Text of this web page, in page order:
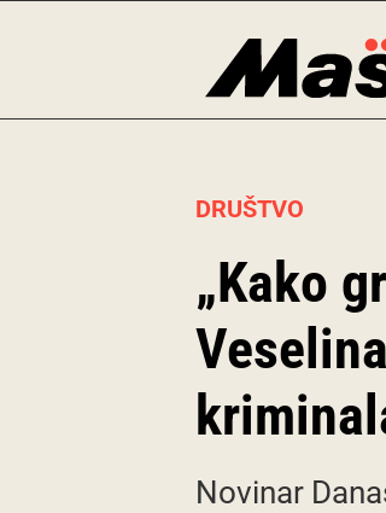
DRUŠTVO
„Kako
Novinar